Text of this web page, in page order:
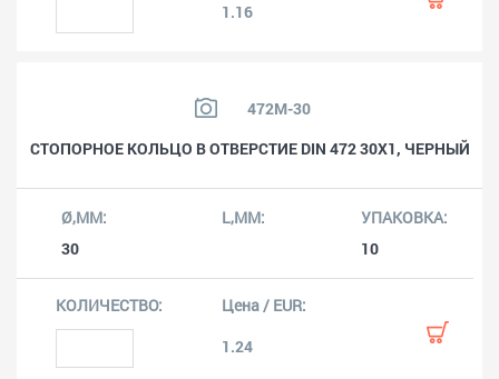
1.16
472M-30
СТОПОРНОЕ КОЛЬЦО В ОТВЕРСТИЕ DIN 472 30X1, ЧЕРНЫЙ
30 10
1.24